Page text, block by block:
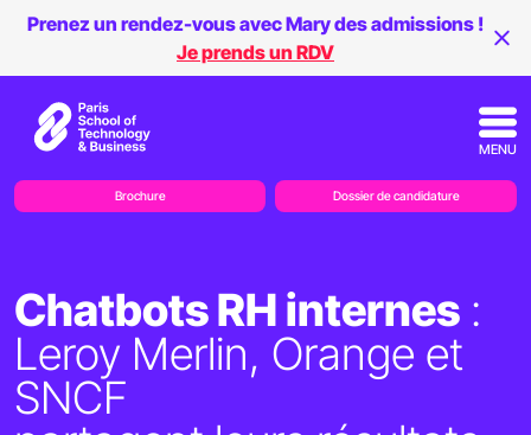
Chatbots RH internes :
Leroy Merlin, Orange et
SNCF
Prenez un rendez-vous avec Mary des admissions !
Je prends un RDV
MENU
Brochure Dossier de candidature